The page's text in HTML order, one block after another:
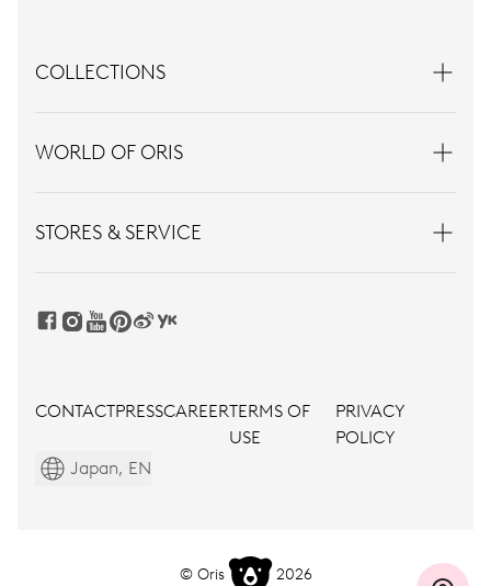
COLLECTIONS
WORLD OF ORIS
STORES & SERVICE
CONTACTPRESSCAREERTERMS OF
USE
PRIVACY
POLICY
Japan, EN
© Oris 2026